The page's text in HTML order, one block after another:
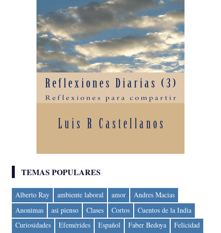
TEMAS POPULARES
Alberto Ray ambiente laboral amor
Andres Macias
Anonimas
asi pienso Clases Cortos
Cuentos de la India
Curiosidades
Efemérides Español Faber Bedoya
Felicidad